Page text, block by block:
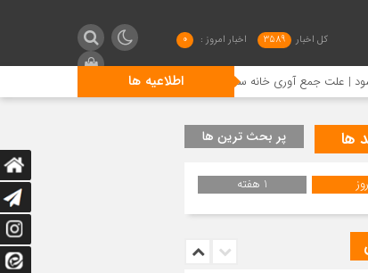
کل اخبار 3589 اخبار امروز : 0
اطلاعیه هاآوری خانه سنتی باغ ملی لاهیجان چیست؟
ها پر بحث ترین ها
1 هفته